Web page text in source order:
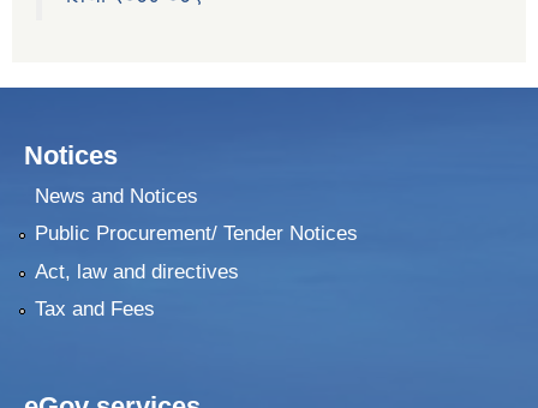
Notices
News and Notices
Public Procurement/ Tender Notices
Act, law and directives
Tax and Fees